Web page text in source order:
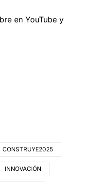
en YouTube y
CONSTRUYE2025
INNOVACIÓN